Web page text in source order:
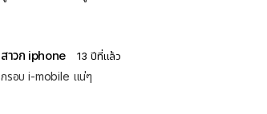
สาวก iphone 13 ปีที่แล้ว
กรอบ i-mobile แน่ๆ